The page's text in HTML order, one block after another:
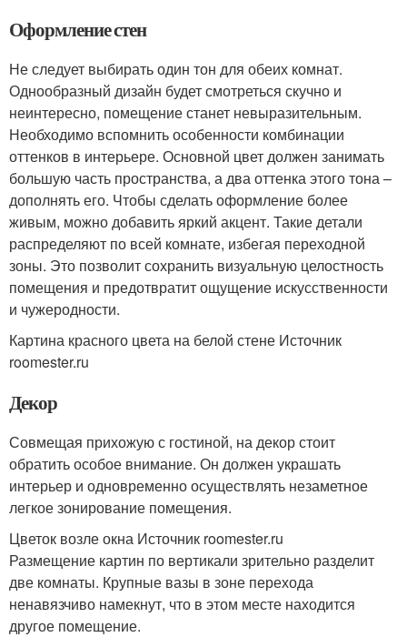
Оформление стен
Не следует выбирать один тон для обеих комнат.
Однообразный дизайн будет смотреться скучно и
неинтересно, помещение станет невыразительным.
Необходимо вспомнить особенности комбинации
оттенков в интерьере. Основной цвет должен занимать
большую часть пространства, а два оттенка этого тона –
дополнять его. Чтобы сделать оформление более
живым, можно добавить яркий акцент. Такие детали
распределяют по всей комнате, избегая переходной
зоны. Это позволит сохранить визуальную целостность
помещения и предотвратит ощущение искусственности
и чужеродности.
Картина красного цвета на белой стене Источник
roomester.ru
Декор
Совмещая прихожую с гостиной, на декор стоит
обратить особое внимание. Он должен украшать
интерьер и одновременно осуществлять незаметное
легкое зонирование помещения.
Цветок возле окна Источник roomester.ru
Размещение картин по вертикали зрительно разделит
две комнаты. Крупные вазы в зоне перехода
ненавязчиво намекнут, что в этом месте находится
другое помещение.